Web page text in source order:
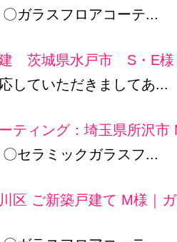
ガラスフロアコーテ...
建 茨城県水戸市 S・E様
していただきましてあ...
ティング：埼玉県所沢市
セラミックガラスフ...
区 ご新築戸建て M様｜